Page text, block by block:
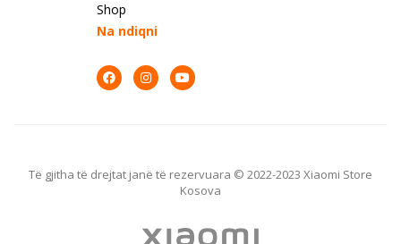
Shop
Na ndiqni
Të gjitha të drejtat janë të rezervuara © 2022-2023 Xiaomi Store
Kosova